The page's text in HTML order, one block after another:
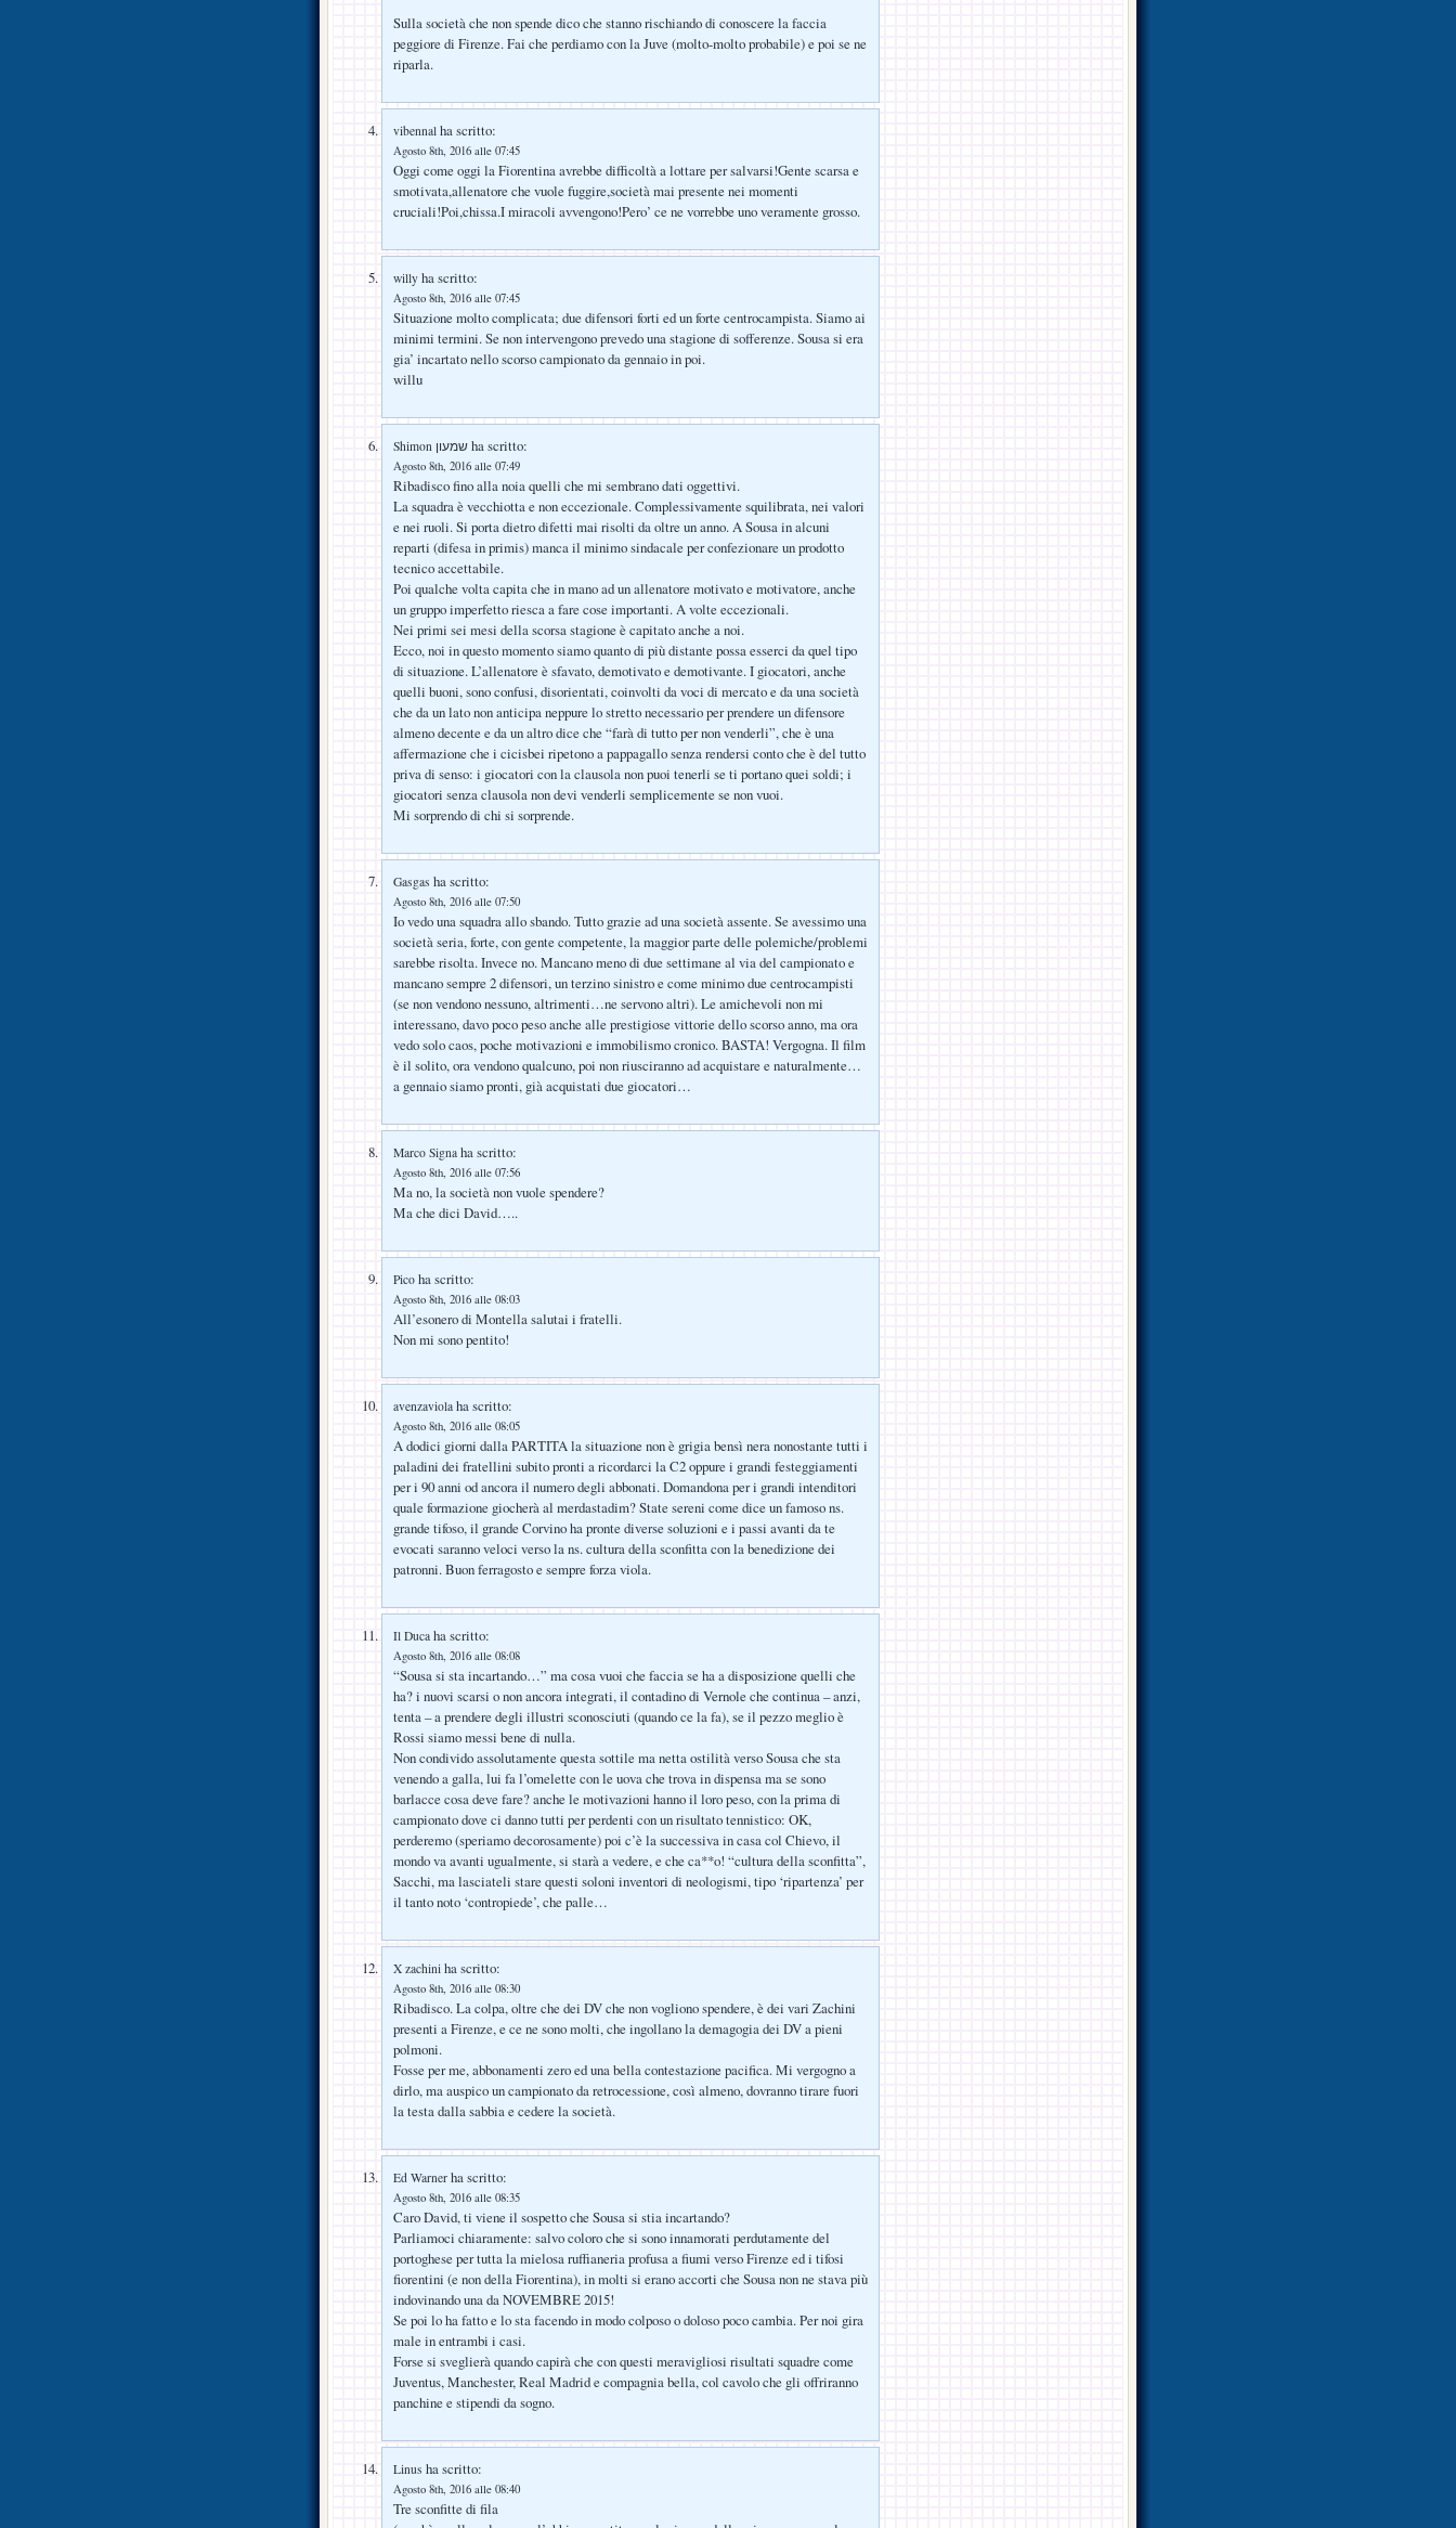
Sulla società che non spende dico che stanno rischiando di conoscere la faccia
peggiore di Firenze. Fai che perdiamo con la Juve (molto-molto probabile) e poi se ne
riparla.
vibennal ha scritto:
Agosto 8th, 2016 alle 07:45
Oggi come oggi la Fiorentina avrebbe difficoltà a lottare per salvarsi!Gente scarsa e
smotivata,allenatore che vuole fuggire,società mai presente nei momenti
cruciali!Poi,chissa.I miracoli avvengono!Pero’ ce ne vorrebbe uno veramente grosso.
willy ha scritto:
Agosto 8th, 2016 alle 07:45
Situazione molto complicata; due difensori forti ed un forte centrocampista. Siamo ai
minimi termini. Se non intervengono prevedo una stagione di sofferenze. Sousa si era
gia’ incartato nello scorso campionato da gennaio in poi.
willu
Shimon שמעון ha scritto:
Agosto 8th, 2016 alle 07:49
Ribadisco fino alla noia quelli che mi sembrano dati oggettivi.
La squadra è vecchiotta e non eccezionale. Complessivamente squilibrata, nei valori
e nei ruoli. Si porta dietro difetti mai risolti da oltre un anno. A Sousa in alcuni
reparti (difesa in primis) manca il minimo sindacale per confezionare un prodotto
tecnico accettabile.
Poi qualche volta capita che in mano ad un allenatore motivato e motivatore, anche
un gruppo imperfetto riesca a fare cose importanti. A volte eccezionali.
Nei primi sei mesi della scorsa stagione è capitato anche a noi.
Ecco, noi in questo momento siamo quanto di più distante possa esserci da quel tipo
di situazione. L’allenatore è sfavato, demotivato e demotivante. I giocatori, anche
quelli buoni, sono confusi, disorientati, coinvolti da voci di mercato e da una società
che da un lato non anticipa neppure lo stretto necessario per prendere un difensore
almeno decente e da un altro dice che “farà di tutto per non venderli”, che è una
affermazione che i cicisbei ripetono a pappagallo senza rendersi conto che è del tutto
priva di senso: i giocatori con la clausola non puoi tenerli se ti portano quei soldi; i
giocatori senza clausola non devi venderli semplicemente se non vuoi.
Mi sorprendo di chi si sorprende.
Gasgas ha scritto:
Agosto 8th, 2016 alle 07:50
Io vedo una squadra allo sbando. Tutto grazie ad una società assente. Se avessimo una
società seria, forte, con gente competente, la maggior parte delle polemiche/problemi
sarebbe risolta. Invece no. Mancano meno di due settimane al via del campionato e
mancano sempre 2 difensori, un terzino sinistro e come minimo due centrocampisti
(se non vendono nessuno, altrimenti…ne servono altri). Le amichevoli non mi
interessano, davo poco peso anche alle prestigiose vittorie dello scorso anno, ma ora
vedo solo caos, poche motivazioni e immobilismo cronico. BASTA! Vergogna. Il film
è il solito, ora vendono qualcuno, poi non riusciranno ad acquistare e naturalmente…
a gennaio siamo pronti, già acquistati due giocatori…
Marco Signa ha scritto:
Agosto 8th, 2016 alle 07:56
Ma no, la società non vuole spendere?
Ma che dici David…..
Pico ha scritto:
Agosto 8th, 2016 alle 08:03
All’esonero di Montella salutai i fratelli.
Non mi sono pentito!
avenzaviola ha scritto:
Agosto 8th, 2016 alle 08:05
A dodici giorni dalla PARTITA la situazione non è grigia bensì nera nonostante tutti i
paladini dei fratellini subito pronti a ricordarci la C2 oppure i grandi festeggiamenti
per i 90 anni od ancora il numero degli abbonati. Domandona per i grandi intenditori
quale formazione giocherà al merdastadim? State sereni come dice un famoso ns.
grande tifoso, il grande Corvino ha pronte diverse soluzioni e i passi avanti da te
evocati saranno veloci verso la ns. cultura della sconfitta con la benedizione dei
patronni. Buon ferragosto e sempre forza viola.
Il Duca ha scritto:
Agosto 8th, 2016 alle 08:08
“Sousa si sta incartando…” ma cosa vuoi che faccia se ha a disposizione quelli che
ha? i nuovi scarsi o non ancora integrati, il contadino di Vernole che continua – anzi,
tenta – a prendere degli illustri sconosciuti (quando ce la fa), se il pezzo meglio è
Rossi siamo messi bene di nulla.
Non condivido assolutamente questa sottile ma netta ostilità verso Sousa che sta
venendo a galla, lui fa l’omelette con le uova che trova in dispensa ma se sono
barlacce cosa deve fare? anche le motivazioni hanno il loro peso, con la prima di
campionato dove ci danno tutti per perdenti con un risultato tennistico: OK,
perderemo (speriamo decorosamente) poi c’è la successiva in casa col Chievo, il
mondo va avanti ugualmente, si starà a vedere, e che ca**o! “cultura della sconfitta”,
Sacchi, ma lasciateli stare questi soloni inventori di neologismi, tipo ‘ripartenza’ per
il tanto noto ‘contropiede’, che palle…
X zachini ha scritto:
Agosto 8th, 2016 alle 08:30
Ribadisco. La colpa, oltre che dei DV che non vogliono spendere, è dei vari Zachini
presenti a Firenze, e ce ne sono molti, che ingollano la demagogia dei DV a pieni
polmoni.
Fosse per me, abbonamenti zero ed una bella contestazione pacifica. Mi vergogno a
dirlo, ma auspico un campionato da retrocessione, così almeno, dovranno tirare fuori
la testa dalla sabbia e cedere la società.
Ed Warner ha scritto:
Agosto 8th, 2016 alle 08:35
Caro David, ti viene il sospetto che Sousa si stia incartando?
Parliamoci chiaramente: salvo coloro che si sono innamorati perdutamente del
portoghese per tutta la mielosa ruffianeria profusa a fiumi verso Firenze ed i tifosi
fiorentini (e non della Fiorentina), in molti si erano accorti che Sousa non ne stava più
indovinando una da NOVEMBRE 2015!
Se poi lo ha fatto e lo sta facendo in modo colposo o doloso poco cambia. Per noi gira
male in entrambi i casi.
Forse si sveglierà quando capirà che con questi meravigliosi risultati squadre come
Juventus, Manchester, Real Madrid e compagnia bella, col cavolo che gli offriranno
panchine e stipendi da sogno.
Linus ha scritto:
Agosto 8th, 2016 alle 08:40
Tre sconfitte di fila